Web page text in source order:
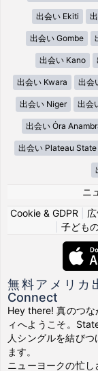
出会い Ekiti
出会い Gombe
出会い Kano
出会い Kwara 出会
出会い Niger 出会
出会い Ȯra
出会い Plateau State
ニ
Cookie & GDPR
子ども
無料アメリカ
Connect
Hey there! 真のつな
ィへようこそ。
人シングルを結び
ます。
ニューヨークの忙し